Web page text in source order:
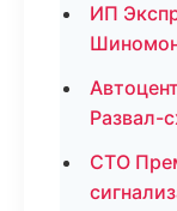
ИП
Развал-
СТО